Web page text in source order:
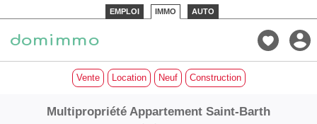
EMPLOI IMMO AUTO
Vente Location Neuf Construction
Multipropriété Appartement Saint-Barth